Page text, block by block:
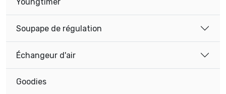
Soupape de régulation
Échangeur d'air
Goodies